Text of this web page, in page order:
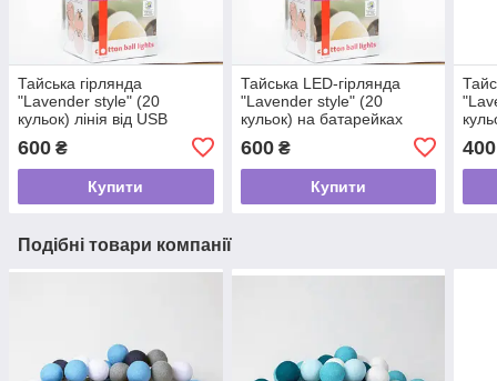
Тайська гірлянда
"Lavender style" (20
кульок) лінія від USB
600 ₴
Купити
Тайська LED-гірлянда
"Lavender style" (20
кульок) на батарейках
600₴
Купити
400
Подібні товари компанії